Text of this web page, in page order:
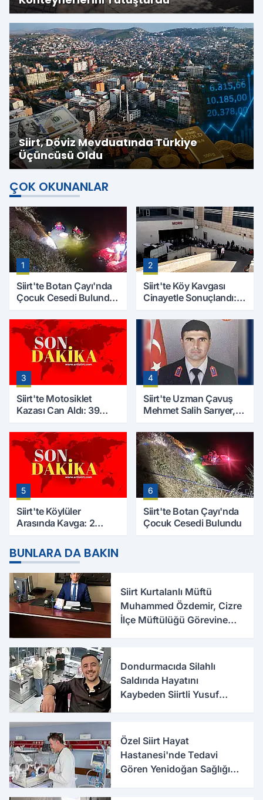
Siirt, Döviz Mevduatında Türkiye
Üçüncüsü Oldu
ÇOK OKUNANLAR
1
Siirt'te Botan Çayı'nda
Çocuk Cesedi Bulundu:
Çalışmaları Başlıyor
2
Siirt'te Köy Kavgası
Cinayetle Sonuçlandı:
Kaybetti
3
Siirt'te Motosiklet
Kazası Can Aldı: 39
Hayatını Kaybetti
4
Siirt'te Uzman Çavuş
Mehmet Salih Sarıyer,
5
Siirt'te Köylüler
Arasında Kavga: 2
Ağır
6
Siirt'te Botan Çayı'nda
Çocuk Cesedi Bulundu
BUNLARA DA BAKIN
Siirt Kurtalanlı Müftü
Muhammed Özdemir, Cizre
İlçe Müftülüğü Görevine
Dondurmacıda Silahlı
Saldırıda Hayatını
Kaybeden Siirtli Yusuf
Özel Siirt Hayat
Hastanesi'nde Tedavi
Gören Yenidoğan Sağlığına